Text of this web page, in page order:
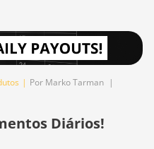
| Por Marko Tarman |
Diários!